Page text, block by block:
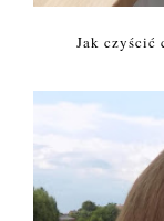
Jak czyścić